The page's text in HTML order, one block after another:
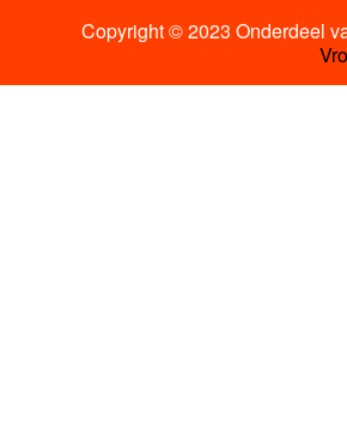
Copyright © 2023 Onderdeel